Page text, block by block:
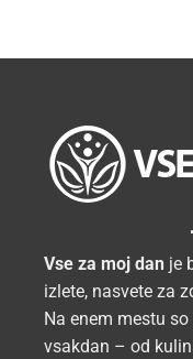
Vse za moj dan je
izlete, nasvete za
Na enem mestu
vsakdan – od